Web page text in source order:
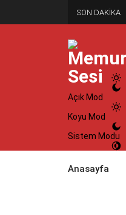
SON DAKİKA
Açık Mod
Koyu Mod
Sistem Modu
Anasayfa